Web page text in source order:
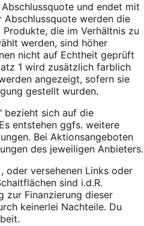
und endet mit
Abschlussquote werden die
die im Verhältnis zu
werden, sind höher
nicht auf Echtheit geprüft
1 wird zusätzlich farblich
angezeigt, sofern sie
gestellt wurden.
bezieht sich auf die
entstehen ggfs. weitere
Bei Aktionsangeboten
des jeweiligen Anbieters.
oder versehenen Links oder
sind i.d.R.
zur Finanzierung dieser
keinerlei Nachteile. Du